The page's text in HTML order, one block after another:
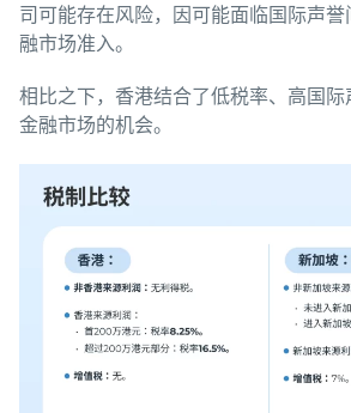
司可能存在风险，因可能面临国际声
融市场准入。
相比之下，香港结合了低税率、高国
金融市场的机会。